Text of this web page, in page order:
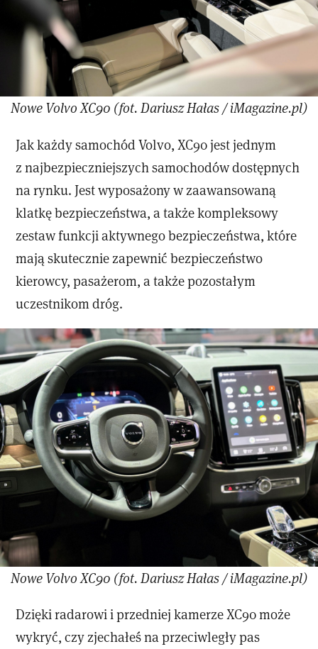
Nowe Volvo XC90 (fot. Dariusz Hałas / iMagazine.pl)
Jak każdy samochód Volvo, XC90 jest jednym
z najbezpieczniejszych samochodów dostępnych
na rynku. Jest wyposażony w zaawansowaną
klatkę bezpieczeństwa, a także kompleksowy
zestaw funkcji aktywnego bezpieczeństwa, które
mają skutecznie zapewnić bezpieczeństwo
kierowcy, pasażerom, a także pozostałym
uczestnikom dróg.
Nowe Volvo XC90 (fot. Dariusz Hałas / iMagazine.pl)
Dzięki radarowi i przedniej kamerze XC90 może
wykryć, czy zjechałeś na przeciwległy pas